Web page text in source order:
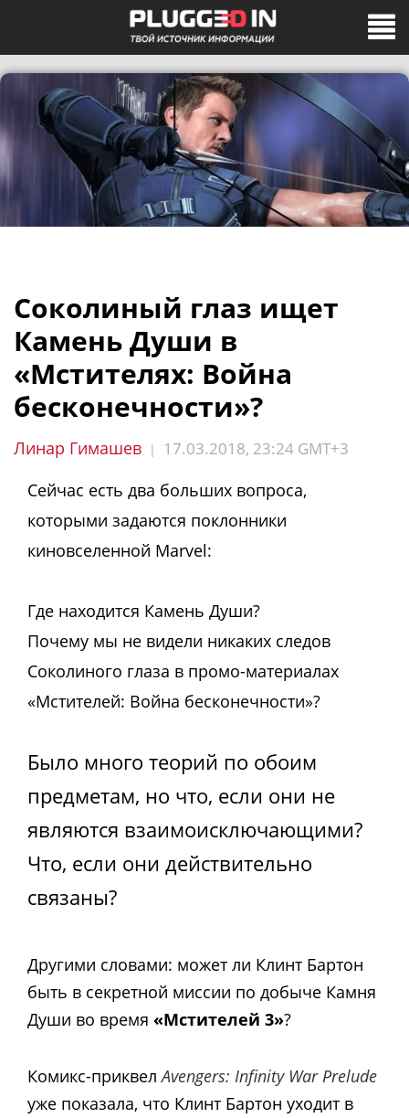
Соколиный глаз ищет
Камень Души в
«Мстителях: Война
бесконечности»?
Линар Гимашев | 17.03.2018, 23:24 GMT+3
Сейчас есть два больших вопроса,
которыми задаются поклонники
киновселенной Marvel:
Где находится Камень Души?
Почему мы не видели никаких следов
Соколиного глаза в промо-материалах
«Мстителей: Война бесконечности»?
Было много теорий по обоим
предметам, но что, если они не
являются взаимоисключающими?
Что, если они действительно
связаны?
Другими словами: может ли Клинт Бартон
быть в секретной миссии по добыче Камня
Души во время «Мстителей 3»?
Комикс-приквелAvengers: Infinity War Prelude
уже показала, что Клинт Бартон уходит в